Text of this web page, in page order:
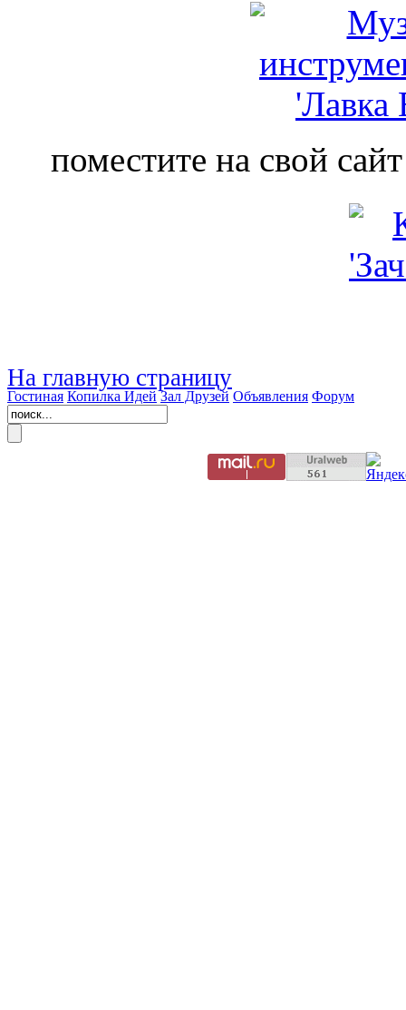
поместите на свой
На главную страницу
Гостиная Копилка Идей Зал Друзей Объявления Форум